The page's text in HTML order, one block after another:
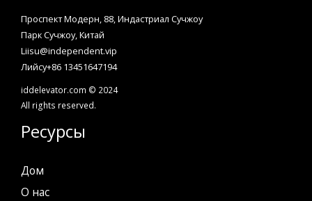
Проспект Модерн, 88, Индастриал Сучжоу
Парк Сучжоу, Китай
Liisu@independent.vip
Лийсу+86 13451647194
iddelevator.com © 2024
All rights reserved.
Ресурсы
Дом
О нас